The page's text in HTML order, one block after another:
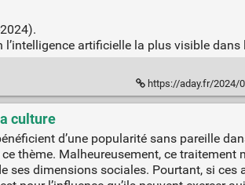
artificielle la plus visible dans
https://aday.fr/2024/
culture
d’une popu­la­ri­té sans pareille
thème. Mal­heu­reu­se­ment, ce
ses dimen­sions sociales. Pourtant, si